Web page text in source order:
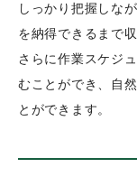
しっかり把握しな
を納得できるまで
さらに作業スケジ
むことができ、自
とができます。